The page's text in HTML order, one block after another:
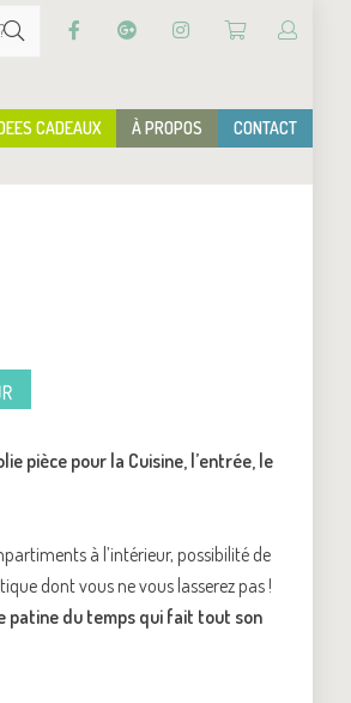
CADEAUX À PROPOS CONTACT
pièce pour la Cuisine, l’entrée, le
à l’intérieur, possibilité de
dont vous ne vous lasserez pas !
du temps qui fait tout son